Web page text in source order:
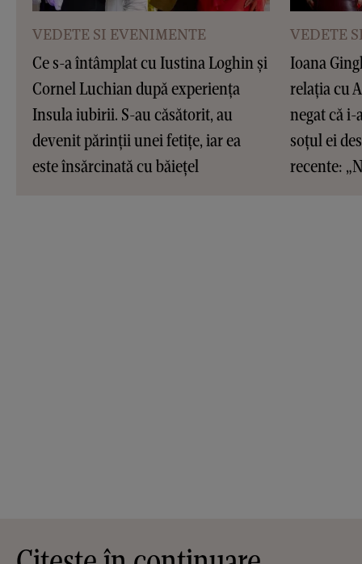
VEDETE SI EVENIMENTE
Ce s-a întâmplat cu Iustina Loghin și
Cornel Luchian după experiența
Insula iubirii. S-au căsătorit, au
devenit părinții unei fetițe, iar ea
este însărcinată cu băiețel
VEDETE
Ioana
relația cu
negat că i-
soțul ei
recente: